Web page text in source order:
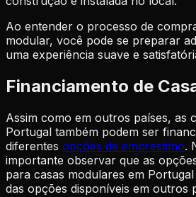
Ao entender o processo de
modular, você pode se preparar
uma experiência suave e
Financiamento de
Assim como em outros países, as
Portugal também podem ser
diferentes opções de empréstimo.
importante observar que as
para casas modulares em
das opções disponíveis em outros